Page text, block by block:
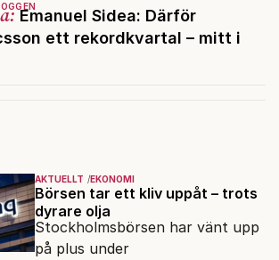
Emanuel Sidea: Därför
ett rekordkvartal – mitt i
AKTUELLT EKONOMI
Börsen tar ett kliv uppåt – trots
dyrare olja
Stockholmsbörsen har vänt upp
på plus under